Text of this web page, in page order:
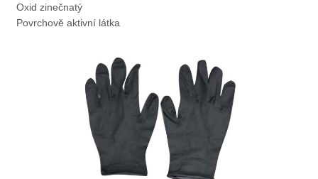
Oxid zinečnatý
Povrchově aktivní látka